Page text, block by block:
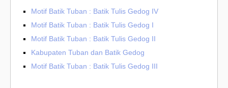
Motif Batik Tuban : Batik Tulis Gedog IV
Motif Batik Tuban : Batik Tulis Gedog I
Motif Batik Tuban : Batik Tulis Gedog II
Kabupaten Tuban dan Batik Gedog
Motif Batik Tuban : Batik Tulis Gedog III